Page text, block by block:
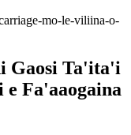
Gaosi Ta'ita'i
Fa'aaogaina